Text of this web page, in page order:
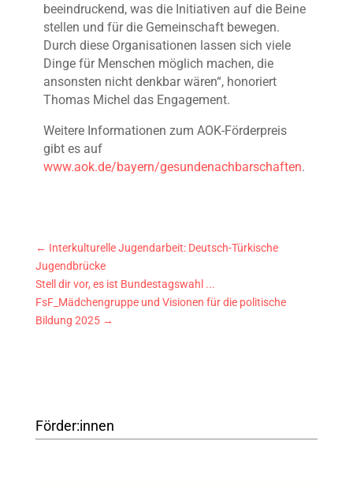
beeindruckend, was die Initiativen auf die Beine
stellen und für die Gemeinschaft bewegen.
Durch diese Organisationen lassen sich viele
Dinge für Menschen möglich machen, die
ansonsten nicht denkbar wären“, honoriert
Thomas Michel das Engagement.
Weitere Informationen zum AOK-Förderpreis
gibt es auf
www.aok.de/bayern/gesundenachbarschaften.
← Interkulturelle Jugendarbeit: Deutsch-Türkische
Jugendbrücke
Stell dir vor, es ist Bundestagswahl ...
FsF_Mädchengruppe und Visionen für die politische
Bildung 2025→
Förder:innen